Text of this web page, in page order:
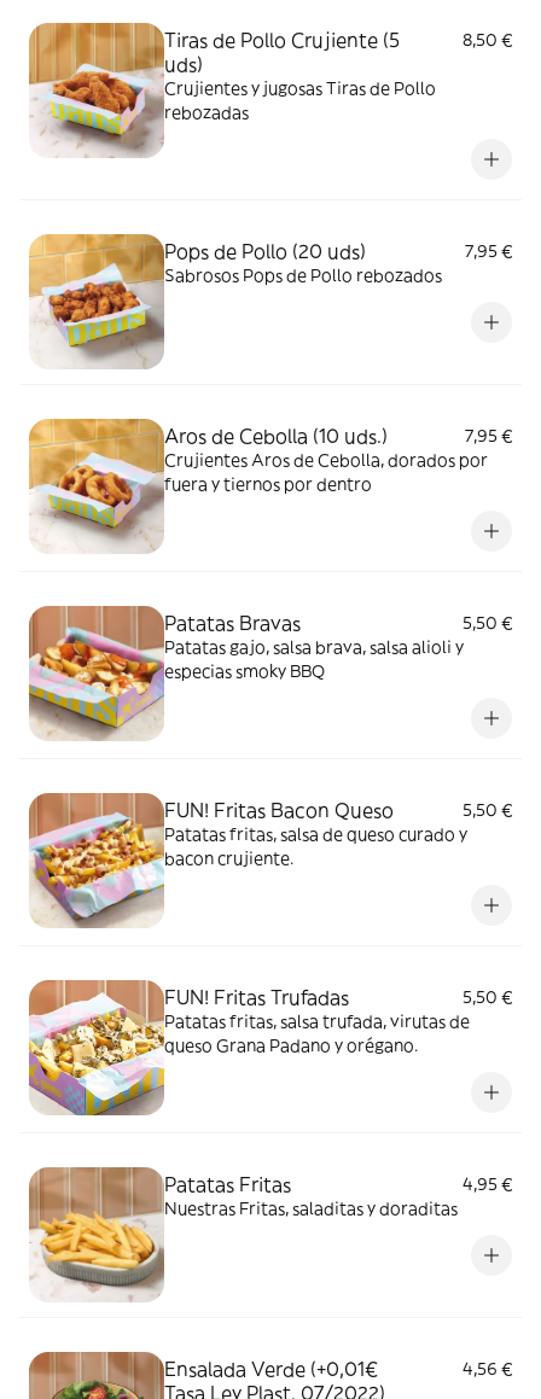
Tiras de Pollo Crujiente (5
uds)
8,50 €
Crujientes y jugosas Tiras de Pollo
rebozadas
Pops de Pollo (20 uds)
7,95 €
Sabrosos Pops de Pollo rebozados
Aros de Cebolla (10 uds.)
7,95 €
Crujientes Aros de Cebolla, dorados por
fuera y tiernos por dentro
Patatas Bravas
5,50 €
Patatas gajo, salsa brava, salsa alioli y
especias smoky BBQ
FUN! Fritas Bacon Queso
5,50 €
Patatas fritas, salsa de queso curado y
bacon crujiente.
FUN! Fritas Trufadas
5,50 €
Patatas fritas, salsa trufada, virutas de
queso Grana Padano y orégano.
Patatas Fritas
4,95 €
Nuestras Fritas, saladitas y doraditas
Ensalada Verde (+0,01€
Tasa Ley Plast. 07/2022)
4,56 €